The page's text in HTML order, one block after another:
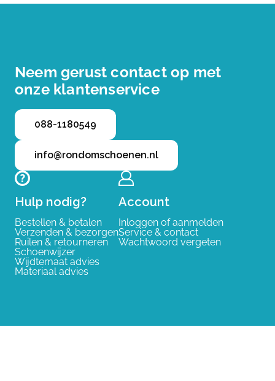
Neem gerust contact op met
onze klantenservice
088-1180549
info@rondomschoenen.nl
Hulp nodig?
Bestellen & betalen
Verzenden & bezorgen
Ruilen & retourneren
Schoenwijzer
Wijdtemaat advies
Materiaal advies
Account
Inloggen of aanmelden
Service & contact
Wachtwoord vergeten